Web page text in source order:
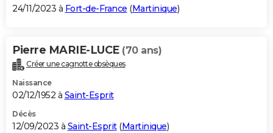
24/11/2023 à Fort-de-France (Martinique)
Pierre MARIE-LUCE (70 ans)
Créer une cagnotte obsèques
Naissance
02/12/1952 à Saint-Esprit
Décès
12/09/2023 à Saint-Esprit(Martinique)